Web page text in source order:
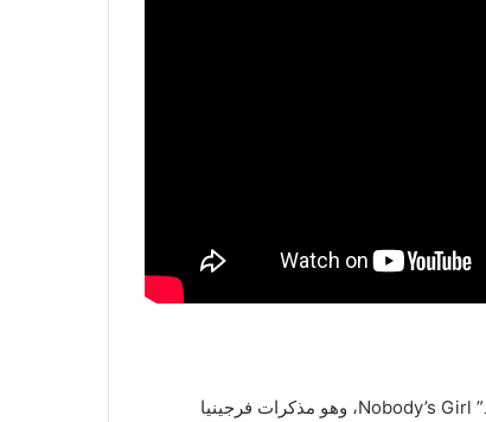
نشر يوم الثلاثاء (21 تشرين الأول/أكتوبر 2025) كتاب بعنوان “فتاة لا أحد” Nobody’s Girl، وهو مذكرات فرجينيا